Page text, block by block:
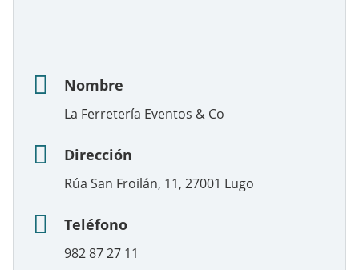
Nombre
La Ferretería Eventos & Co
Dirección
Rúa San Froilán, 11, 27001 Lugo
Teléfono
982 87 27 11